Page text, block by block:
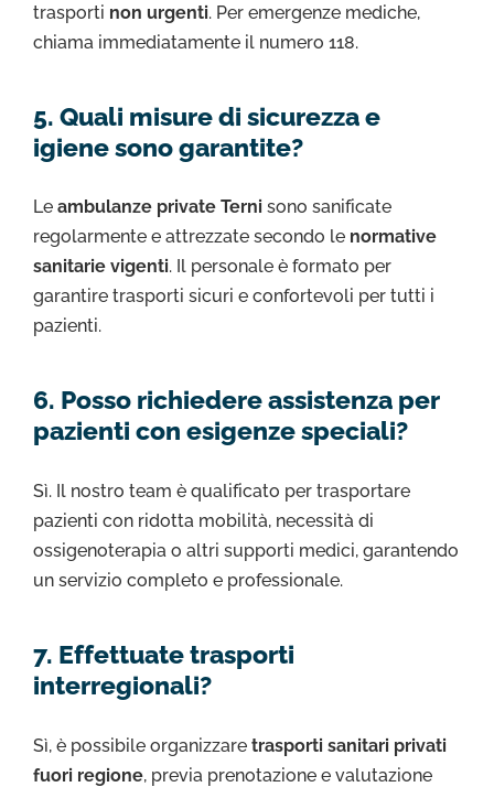
trasporti non urgenti. Per emergenze mediche,
chiama immediatamente il numero 118.
5. Quali misure di sicurezza e
igiene sono garantite?
Le ambulanze private Terni sono sanificate
regolarmente e attrezzate secondo le normative
sanitarie vigenti. Il personale è formato per
garantire trasporti sicuri e confortevoli per tutti i
pazienti.
6. Posso richiedere assistenza per
pazienti con esigenze speciali?
Sì. Il nostro team è qualificato per trasportare
pazienti con ridotta mobilità, necessità di
ossigenoterapia o altri supporti medici, garantendo
un servizio completo e professionale.
7. Effettuate trasporti
interregionali?
Sì, è possibile organizzare trasporti sanitari privati
fuori regione, previa prenotazione e valutazione